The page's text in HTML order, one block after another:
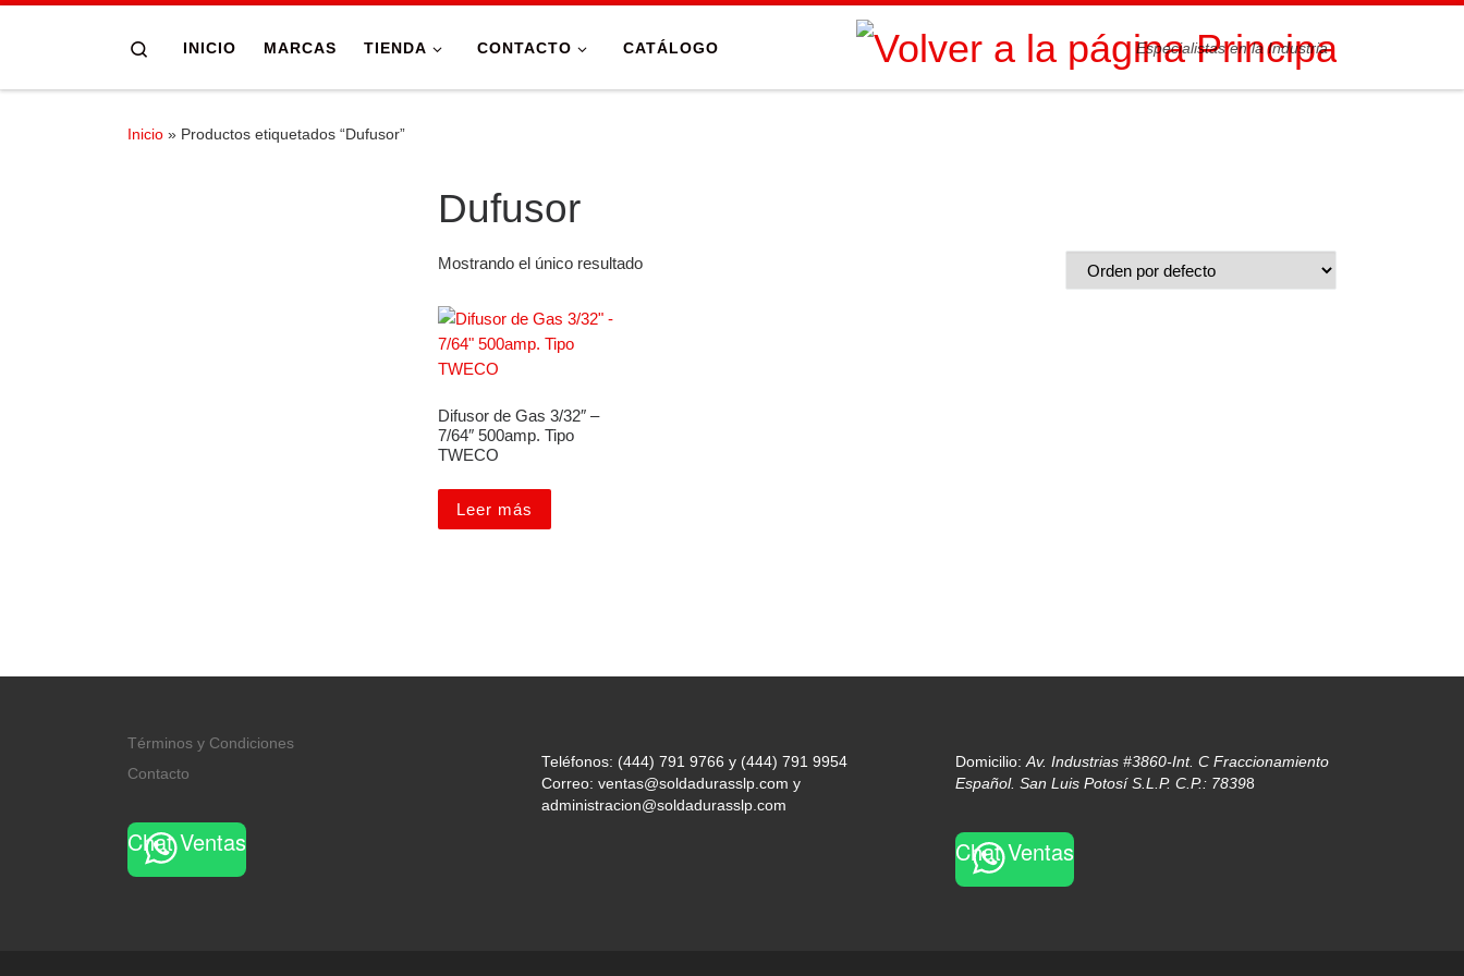
Especialistas en la Industria
INICIO MARCAS TIENDA CONTACTO CATÁLOGO
Search
Inicio » Productos etiquetados “Dufusor”
Dufusor
Mostrando el único resultado
Difusor de Gas 3/32″ –
7/64″ 500amp. Tipo
TWECO
Leer más
Términos y Condiciones
Contacto
Chat Ventas
Teléfonos: (444) 791 9766 y (444) 791 9954
Correo: ventas@soldadurasslp.com y
administracion@soldadurasslp.com
Domicilio: Av. Industrias #3860-Int. C Fraccionamiento
Español. San Luis Potosí S.L.P. C.P.: 78398
Chat Ventas